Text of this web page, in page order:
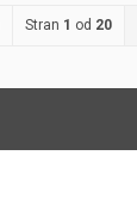
Stran 1 od 20